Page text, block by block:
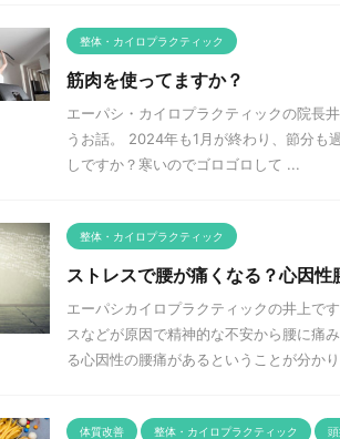
整体・カイロプラクティック
筋肉を使ってますか？
エーパシ・カイロプラクティックの院長
うお話。 2024年も1月が終わり、節分も
しですか？寒いのでゴロゴロして ...
整体・カイロプラクティック
ストレスで腰が痛くなる？心因性
エーパシカイロプラクティックの井上で
スなどが原因で精神的な不安から腰に痛
る心因性の腰痛があるということが分か
体質改善 整体・カイロプラクティック